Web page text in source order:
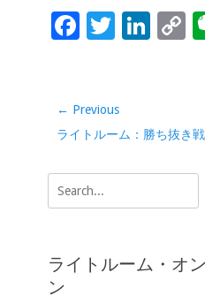
F
b
o
o
k
T
er
Li
dI
n
C
n
投
稿
ビ
ゲ
ョ
ン
← Previous
Previous
ライトルーム：勝ち抜き
Search
for:
ライトルーム・オ
ン